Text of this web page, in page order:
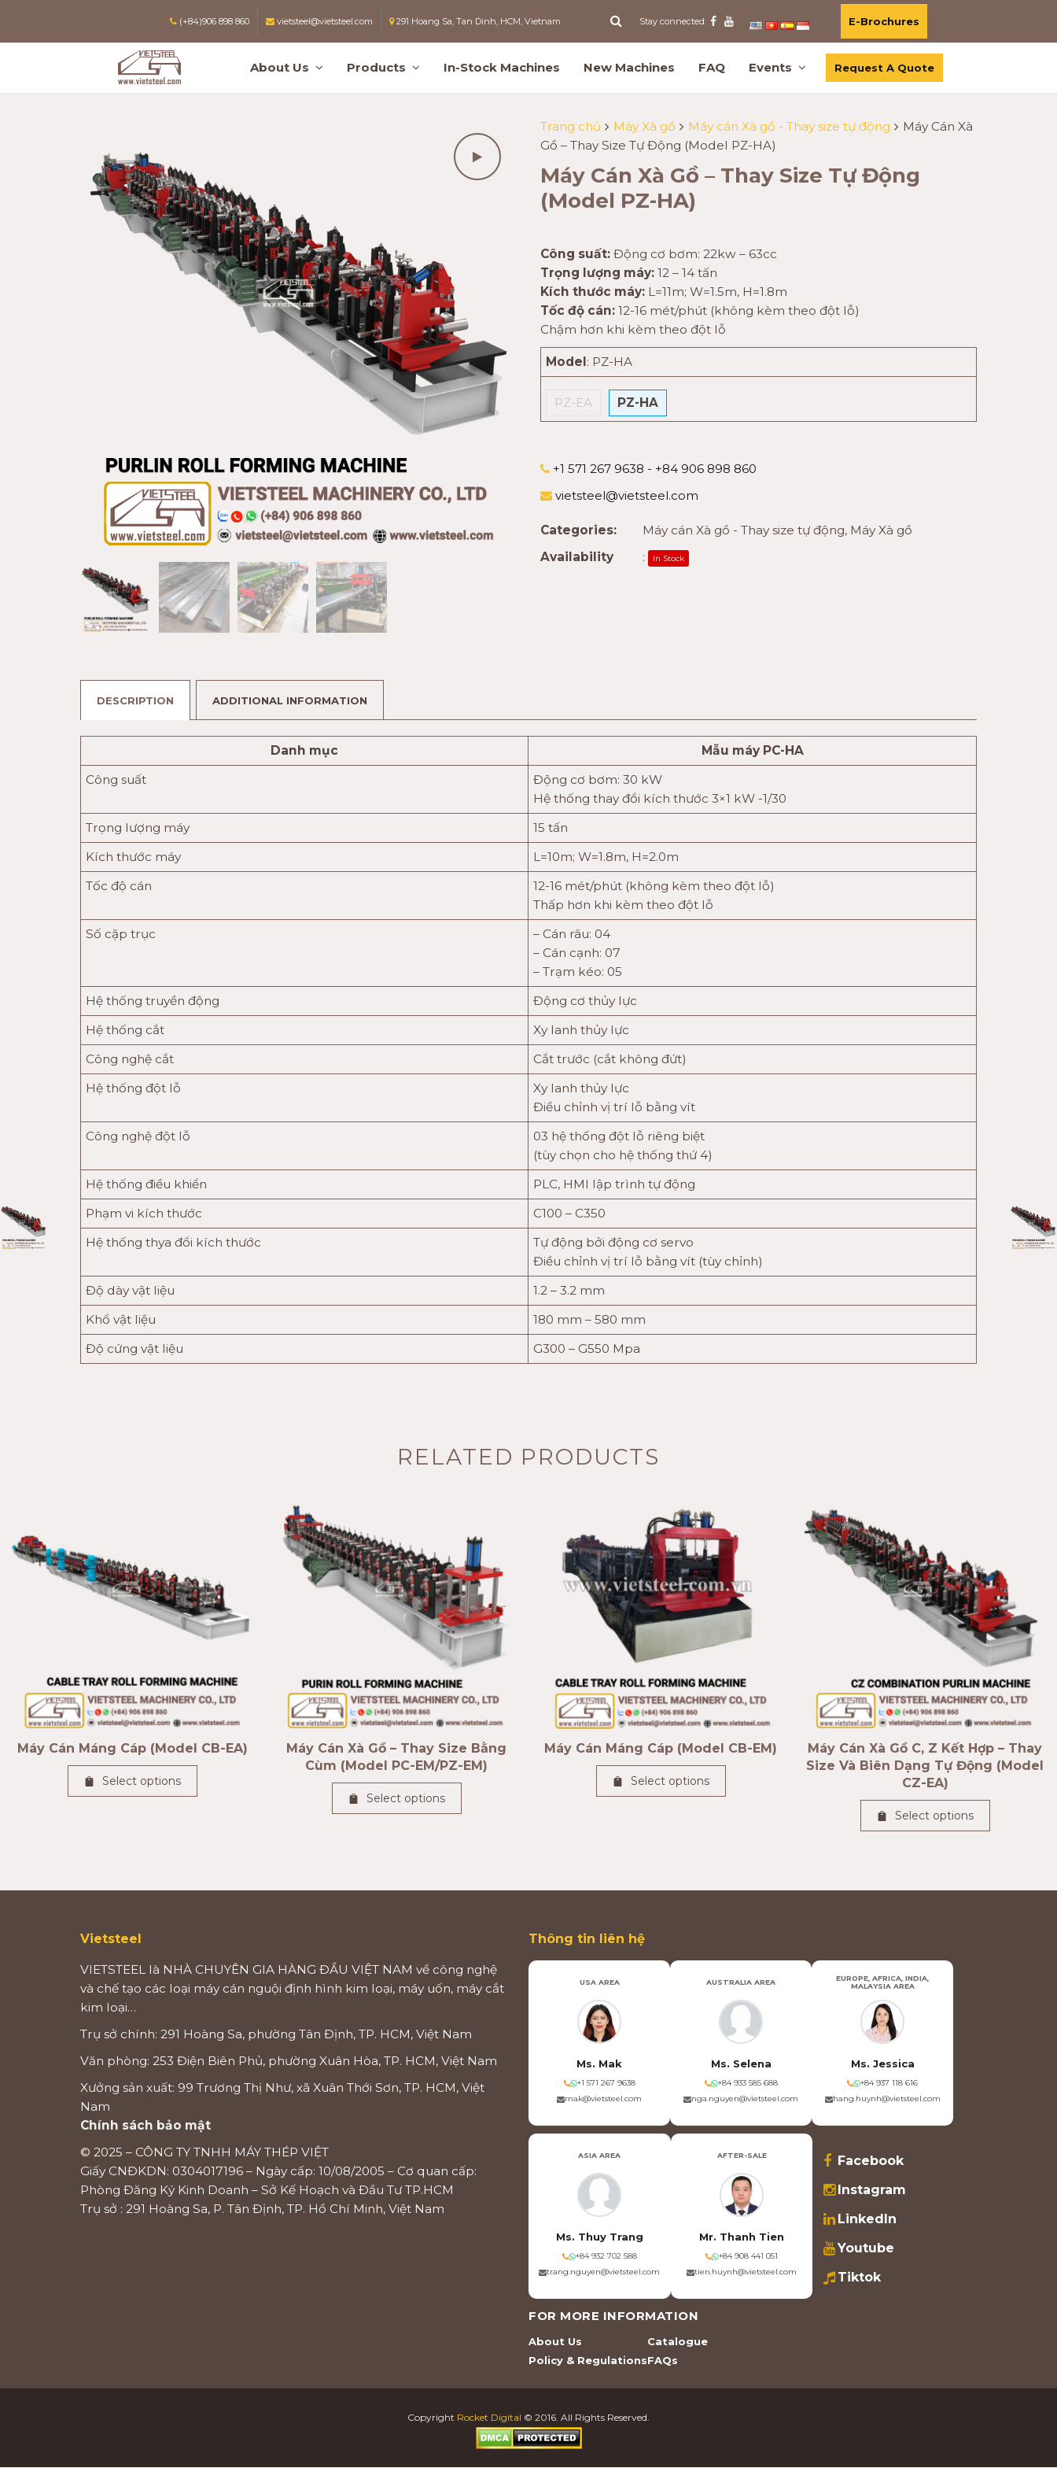
(+84)906 898 860 vietsteel@vietsteel.com 291 Hoang Sa, Tan Dinh, HCM, Vietnam Stay connected: E-Brochures
About Us Products In-Stock Machines New Machines FAQ Events Request A Quote
Trang chủ Máy Xà gồ Máy cán Xà gồ - Thay size tự động
Máy Cán Xà
Gồ – Thay Size Tự Động (Model PZ-HA)
Máy Cán Xà Gồ – Thay Size Tự Động
(Model PZ-HA)
Công suất: Động cơ bơm: 22kw – 63cc
Trọng lượng máy: 12 – 14 tấn
Kích thước máy: L=11m; W=1.5m, H=1.8m
Tốc độ cán: 12-16 mét/phút (không kèm theo đột lỗ)
Chậm hơn khi kèm theo đột lỗ
Model: PZ-HA
PZ-EA PZ-HA
+1 571 267 9638 - +84 906 898 860
vietsteel@vietsteel.com
Categories: Máy cán Xà gồ - Thay size tự động, Máy Xà gồ
Availability
: In Stock
DESCRIPTION ADDITIONAL INFORMATION
Danh mục
Mẫu máy PC-HA
Công suất
Động cơ bơm: 30 kW
Hệ thống thay đổi kích thước 3×1 kW -1/30
Trọng lượng máy
15 tấn
Kích thước máy
L=10m; W=1.8m, H=2.0m
Tốc độ cán
12-16 mét/phút (không kèm theo đột lỗ)
Thấp hơn khi kèm theo đột lỗ
Số cặp trục
– Cán râu: 04
– Cán cạnh: 07
– Trạm kéo: 05
Hệ thống truyền động
Động cơ thủy lực
Hệ thống cắt
Xy lanh thủy lực
Công nghệ cắt
Cắt trước (cắt không đứt)
Hệ thống đột lỗ
Xy lanh thủy lực
Điều chỉnh vị trí lỗ bằng vít
Công nghệ đột lỗ
03 hệ thống đột lỗ riêng biệt
(tùy chọn cho hệ thống thứ 4)
Hệ thống điều khiển
PLC, HMI lập trình tự động
Phạm vi kích thước
C100 – C350
Hệ thống thya đổi kích thước
Tự động bởi động cơ servo
Điều chỉnh vị trí lỗ bằng vít (tùy chỉnh)
Độ dày vật liệu
1.2 – 3.2 mm
Khổ vật liệu
180 mm – 580 mm
Độ cứng vật liệu
G300 – G550 Mpa
RELATED PRODUCTS
Máy Cán Máng Cáp (Model CB-EA)
Select options
Máy Cán Xà Gồ – Thay Size Bằng
Cùm (Model PC-EM/PZ-EM)
Select options
Máy Cán Máng Cáp (Model CB-EM)
Select options
Máy Cán Xà Gồ C, Z Kết Hợp – Thay
Size Và Biên Dạng Tự Động (Model
CZ-EA)
Select options
Vietsteel
VIETSTEEL là NHÀ CHUYÊN GIA HÀNG ĐẦU VIỆT NAM về công nghệ
và chế tạo các loại máy cán nguội định hình kim loại, máy uốn, máy cắt
kim loại…
Trụ sở chính: 291 Hoàng Sa, phường Tân Định, TP. HCM, Việt Nam
Văn phòng: 253 Điện Biên Phủ, phường Xuân Hòa, TP. HCM, Việt Nam
Xưởng sản xuất: 99 Trương Thị Như, xã Xuân Thới Sơn, TP. HCM, Việt
Nam
Chính sách bảo mật
© 2025 – CÔNG TY TNHH MÁY THÉP VIỆT
Giấy CNĐKDN: 0304017196 – Ngày cấp: 10/08/2005 – Cơ quan cấp:
Phòng Đăng Ký Kinh Doanh – Sở Kế Hoạch và Đầu Tư TP.HCM
Trụ sở : 291 Hoàng Sa, P. Tân Định, TP. Hồ Chí Minh, Việt Nam
Thông tin liên hệ
USA AREA
Ms. Mak
+1 571 267 9638
mak@vietsteel.com
AUSTRALIA AREA
Ms. Selena
+84 933 585 688
nga.nguyen@vietsteel.com
EUROPE, AFRICA, INDIA,
MALAYSIA AREA
Ms. Jessica
+84 937 118 616
hang.huynh@vietsteel.com
ASIA AREA
Ms. Thuy Trang
+84 932 702 588
trang.nguyen@vietsteel.com
AFTER-SALE
Mr. Thanh Tien
+84 908 441 051
tien.huynh@vietsteel.com
Facebook
Instagram
LinkedIn
Youtube
Tiktok
FOR MORE INFORMATION
About Us
Policy & Regulations
Catalogue
FAQs
Copyright Rocket Digital © 2016. All Rights Reserved.